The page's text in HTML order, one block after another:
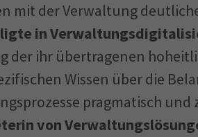
mit der Verwaltung
in
der ihr übertragenen
Wissen über die
pragmatisch
von